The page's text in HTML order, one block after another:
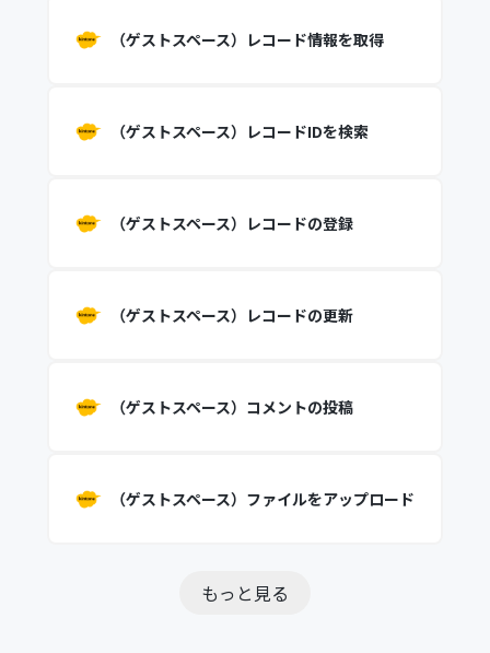
（ゲストスペース）レコード情報を取得
（ゲストスペース）レコードIDを検索
（ゲストスペース）レコードの登録
（ゲストスペース）レコードの更新
（ゲストスペース）コメントの投稿
（ゲストスペース）ファイルをアップロード
もっと見る